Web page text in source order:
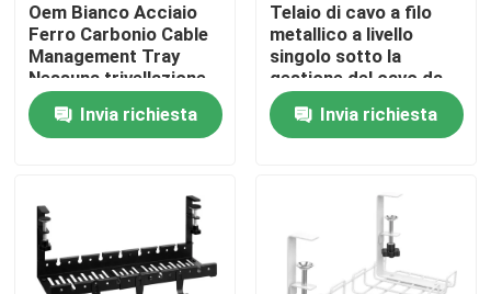
Richiedere un preventivo
Parti di apparecchiature metalliche
Staffe metalliche personalizzate
Oem Bianco Acciaio
Ferro Carbonio Cable
Management Tray
Nessuna trivellazione
sotto la scrivania
Invia richiesta
Telaio di cavo a filo
metallico a livello
singolo sotto la
gestione del cavo da
scrivania per ufficio e
casa Invia richiesta